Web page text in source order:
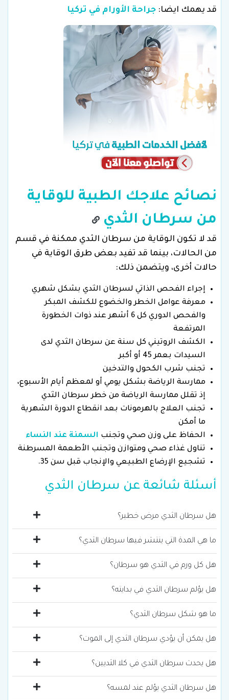
قد يهمك ايضا: جراحة الأورام في تركيا
نصائح علاجك الطبية للوقاية
من سرطان الثدي
قد لا تكون الوقاية من سرطان الثدي ممكنة في قسم
من الحالات، بينما قد تفيد بعض طرق الوقاية في
حالات أخرى، ويتضمن ذلك:
إجراء الفحص الذاتي لسرطان الثدي بشكل شهري
معرفة عوامل الخطر والخضوع للكشف المبكر
والفحص الدوري كل 6 أشهر عند ذوات الخطورة
المرتفعة
الكشف الروتيني كل سنة عن سرطان الثدي لدى
السيدات بعمر 45 أو أكبر
تجنب شرب الكحول والتدخين
ممارسة الرياضة بشكل يومي أو لمعظم أيام الأسبوع،
إذ تقلل ممارسة الرياضة من خطر سرطان الثدي
تجنب العلاج بالهرمونات بعد انقطاع الدورة الشهرية
ما أمكن
الحفاظ على وزن صحي وتجنب السمنة عند النساء
تناول غذاء صحي ومتوازن وتجنب الأطعمة المسرطنة
تشجيع الإرضاع الطبيعي والإنجاب قبل سن 35.
أسئلة شائعة عن سرطان الثدي
هل سرطان الثدي مرض خطير؟
ما هي المدة التي ينتشر فيها سرطان الثدي؟
هل كل ورم في الثدي هو سرطان؟
هل يؤلم سرطان الثدي في بدايته؟
ما هو شكل سرطان الثدي؟
هل يمكن أن يؤدي سرطان الثدي إلى الموت؟
هل يحدث سرطان الثدي في كلا الثديين؟
هل سرطان الثدي يؤلم عند لمسه؟